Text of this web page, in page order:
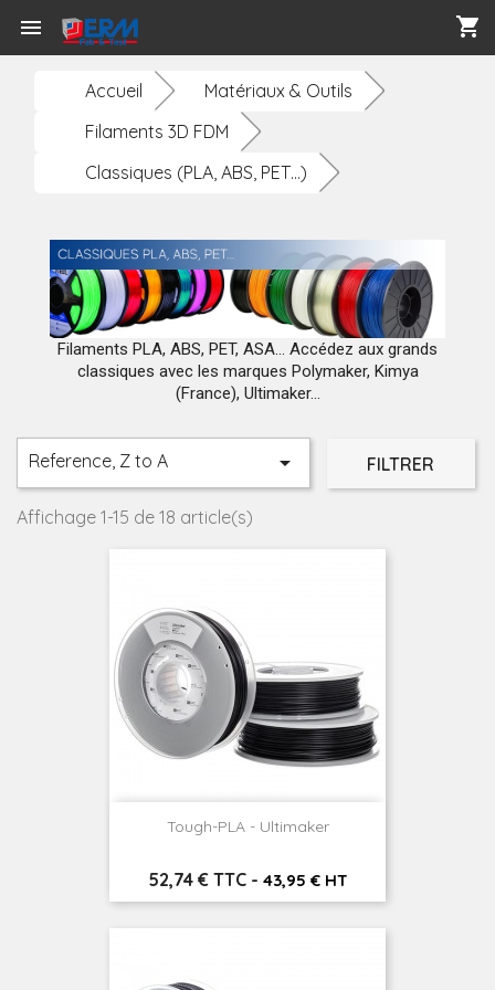
 shopping_cart
Accueil
Matériaux & Outils
Filaments 3D FDM
Classiques (PLA, ABS, PET…)
Filaments PLA, ABS, PET, ASA... Accédez aux grands
classiques avec les marques Polymaker, Kimya
(France), Ultimaker...
Reference, Z to A  FILTRER
Affichage 1-15 de 18 article(s)
Tough-PLA - Ultimaker
Prix
52,74 € TTC - 43,95 € HT